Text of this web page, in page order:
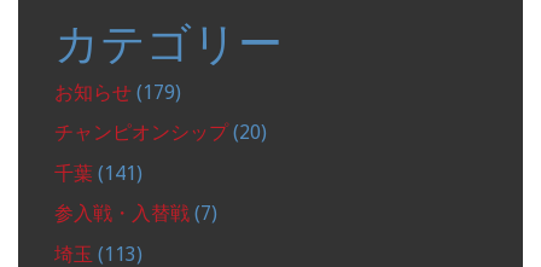
カテゴリー
お知らせ (179)
チャンピオンシップ(20)
千葉 (141)
参入戦・入替戦 (7)
埼玉 (113)